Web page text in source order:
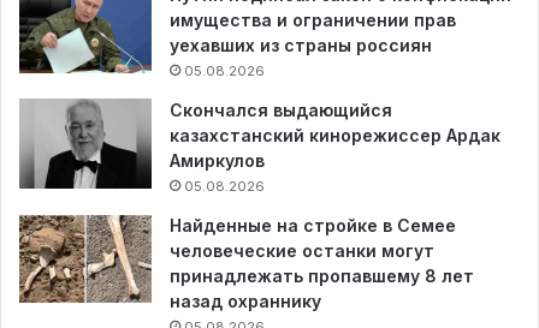
имущества и ограничении прав
уехавших из страны россиян
05.08.2026
Скончался выдающийся
казахстанский кинорежиссер Ардак
Амиркулов
05.08.2026
Найденные на стройке в Семее
человеческие останки могут
принадлежать пропавшему 8 лет
назад охраннику